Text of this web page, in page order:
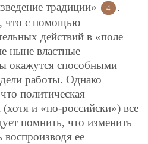
традиции»
4
.
что с помощью
действий в «поле
ныне властные
окажутся способными
работы. Однако
политическая
и «по-российски») все
помнить, что изменить
ее